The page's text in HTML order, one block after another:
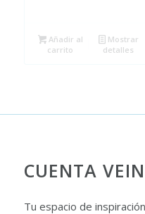
Añadir al
carrito
Mostrar
detalles
CUENTA
Tu espacio de